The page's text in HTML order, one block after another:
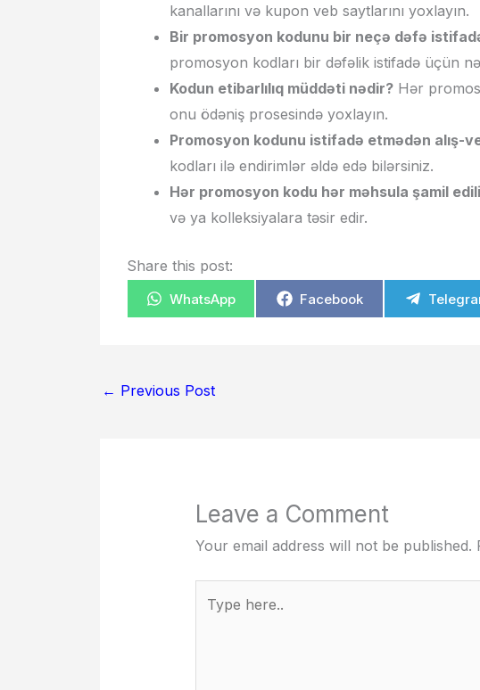
kanallarını və kupon veb saytlarını yoxlayın.
Bir promosyon kodunu bir neçə dəfə
promosyon kodları bir dəfəlik istifadə üçün
Kodun etibarlılıq müddəti nədir? Hər
onu ödəniş prosesində yoxlayın.
Promosyon kodunu istifadə etmədən alış-
kodları ilə endirimlər əldə edə bilərsiniz.
Hər promosyon kodu hər məhsula şamil
və ya kolleksiyalara təsir edir.
Share this post:
WhatsApp Facebook
← Previous Post
Leave a Comment
Your email address will not be published.
here..